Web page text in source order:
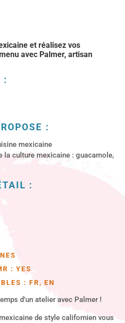
et réalisez vos
avec Palmer, artisan
:
:
mexicaine
la culture mexicaine : guacamole,
:
: YES
: FR, EN
d’un atelier avec Palmer !
de style californien vous